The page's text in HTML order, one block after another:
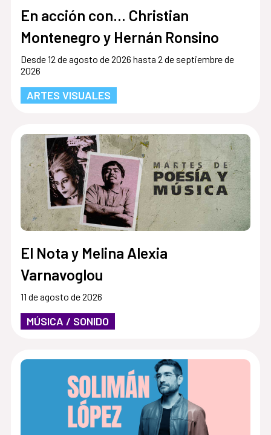
En acción con... Christian
Montenegro y Hernán Ronsino
Desde 12 de agosto de 2026 hasta 2 de septiembre de
2026
ARTES VISUALES
El Nota y Melina Alexia
Varnavoglou
11 de agosto de 2026
MÚSICA / SONIDO